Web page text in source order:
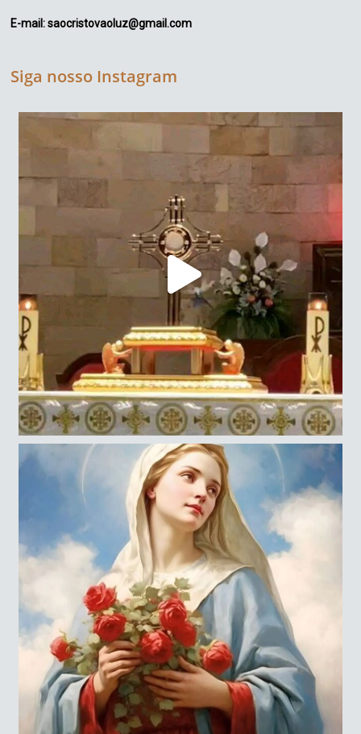
E-mail: saocristovaoluz@gmail.com
Siga nosso Instagram